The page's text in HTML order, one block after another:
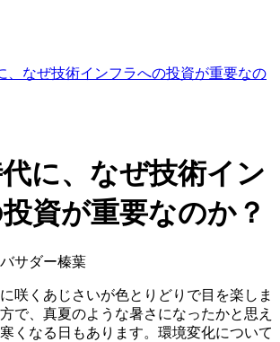
、なぜ技術インフラへの投資が重要なの
に、なぜ技術イン
資が重要なのか？
サダー榛葉
咲くあじさいが色とりどりで目を楽しま
で、真夏のような暑さになったかと思え
くなる日もあります。環境変化について